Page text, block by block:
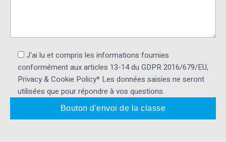
J'ai lu et compris les informations fournies
conformément aux articles 13-14 du GDPR 2016/679/EU,
Privacy & Cookie Policy* Les données saisies ne seront
utilisées que pour répondre à vos questions.